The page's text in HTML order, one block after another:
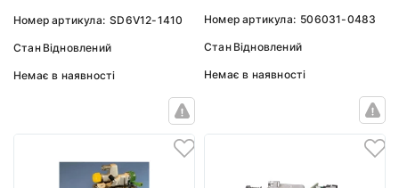
Номер артикула: SD6V12-1410
Стан Відновлений
Немає в наявності
Номер артикула: 506031-0483
Стан Відновлений
Немає в наявності